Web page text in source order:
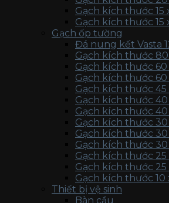
Gạch kích thước 15
Gạch kích thước 15
Gạch ốp tường
Đá nung kết Vasta
Gạch kích thước 80
Gạch kích thước 60
Gạch kích thước 60
Gạch kích thước 45
Gạch kích thước
Gạch kích thước 40
Gạch kích thước 30
Gạch kích thước 30
Gạch kích thước 30
Gạch kích thước 25
Gạch kích thước 25
Gạch kích thước 10
Thiết bị vệ sinh
Bàn cầu